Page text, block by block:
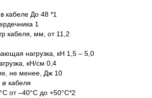
кабеле До 48 *1
1
кабеля, мм, от 11,2
нагрузка, кН 1,5 – 5,0
кН/см 0,4
не менее, Дж 10
кабеля
от –40°С до +50°С*2